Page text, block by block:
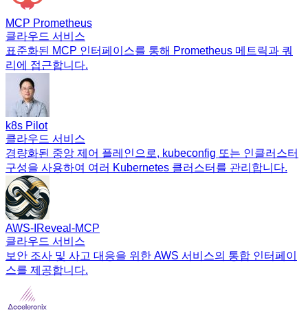
MCP Prometheus
클라우드 서비스
표준화된 MCP 인터페이스를 통해 Prometheus 메트릭과 쿼
리에 접근합니다.
k8s Pilot
클라우드 서비스
경량화된 중앙 제어 플레인으로, kubeconfig 또는 인클러스터
구성을 사용하여 여러 Kubernetes 클러스터를 관리합니다.
AWS‑IReveal‑MCP
클라우드 서비스
보안 조사 및 사고 대응을 위한 AWS 서비스의 통합 인터페이
스를 제공합니다.